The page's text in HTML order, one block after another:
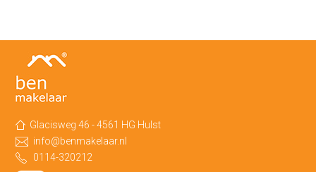
Glacisweg 46 - 4561 HG Hulst
info@benmakelaar.nl
0114-320212